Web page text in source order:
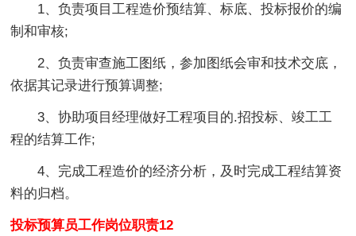
1、负责项目工程造价预结算、标底、投标报价的编
制和审核;
2、负责审查施工图纸，参加图纸会审和技术交底，
依据其记录进行预算调整;
3、协助项目经理做好工程项目的.招投标、竣工工
程的结算工作;
4、完成工程造价的经济分析，及时完成工程结算资
料的归档。
投标预算员工作岗位职责12